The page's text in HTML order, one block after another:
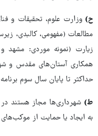
ح) وزارت علوم، تحقیقات و
مطالعات (مفهومی، کالبدی،
زیارت (نمونه موردی: مشهد
همکاری آستان‌های مقدس و
حداکثر تا پایان سال سوم
ط) شهرداری‌ها مجاز هستند در
به ایجاد یا حمایت از موکب‌های